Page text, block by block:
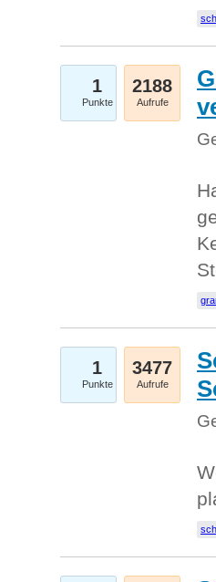
1
Punkte
2188
Aufrufe
1
Punkte
3477
Aufrufe